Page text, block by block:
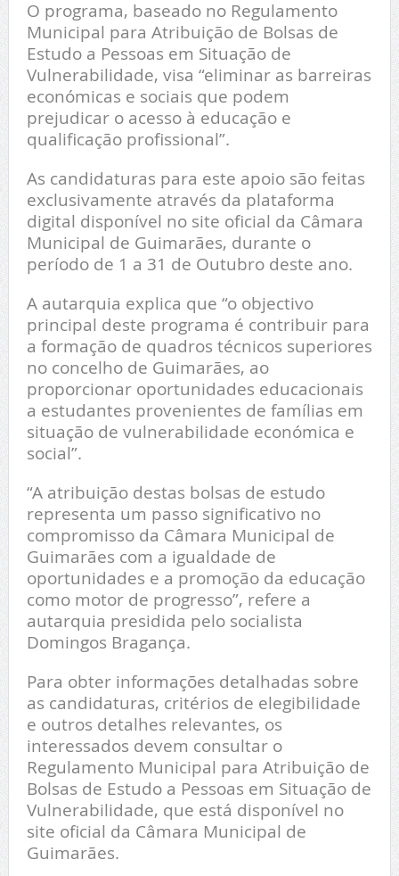
O programa, baseado no Regulamento
Municipal para Atribuição de Bolsas de
Estudo a Pessoas em Situação de
Vulnerabilidade, visa “eliminar as barreiras
económicas e sociais que podem
prejudicar o acesso à educação e
qualificação profissional”.
As candidaturas para este apoio são feitas
exclusivamente através da plataforma
digital disponível no site oficial da Câmara
Municipal de Guimarães, durante o
período de 1 a 31 de Outubro deste ano.
A autarquia explica que “o objectivo
principal deste programa é contribuir para
a formação de quadros técnicos superiores
no concelho de Guimarães, ao
proporcionar oportunidades educacionais
a estudantes provenientes de famílias em
situação de vulnerabilidade económica e
social”.
“A atribuição destas bolsas de estudo
representa um passo significativo no
compromisso da Câmara Municipal de
Guimarães com a igualdade de
oportunidades e a promoção da educação
como motor de progresso”, refere a
autarquia presidida pelo socialista
Domingos Bragança.
Para obter informações detalhadas sobre
as candidaturas, critérios de elegibilidade
e outros detalhes relevantes, os
interessados devem consultar o
Regulamento Municipal para Atribuição de
Bolsas de Estudo a Pessoas em Situação de
Vulnerabilidade, que está disponível no
site oficial da Câmara Municipal de
Guimarães.